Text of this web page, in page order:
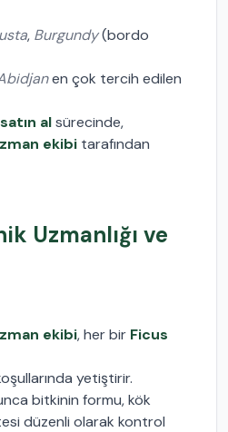
, Burgundy(bordo
en çok tercih edilen
alsürecinde,
ekibi tarafından
Uzmanlığı ve
ekibi, her bir Ficus
yetiştirir.
bitkinin formu, kök
düzenli olarak kontrol